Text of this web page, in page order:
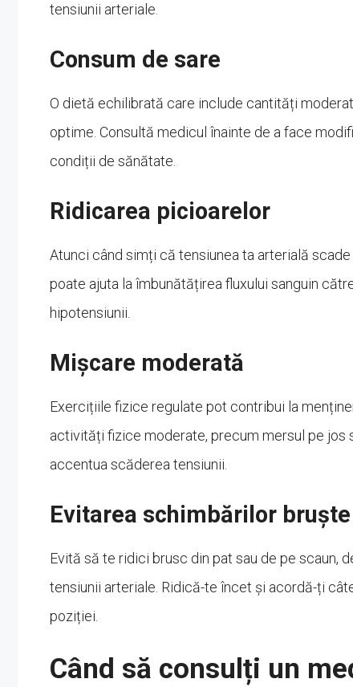
tensiunii arteriale.
Consum de sare
O dietă echilibrată care include cantități
optime. Consultă medicul înainte de a face
condiții de sănătate.
Ridicarea picioarelor
Atunci când simți că tensiunea ta arterială
poate ajuta la îmbunătățirea fluxului sanguin
hipotensiunii.
Mișcare moderată
Exercițiile fizice regulate pot contribui la
activități fizice moderate, precum mersul pe
accentua scăderea tensiunii.
Evitarea schimbărilor
Evită să te ridici brusc din pat sau de pe scaun,
tensiunii arteriale. Ridică-te încet și acordă-ți
poziției.
Când să consulți un